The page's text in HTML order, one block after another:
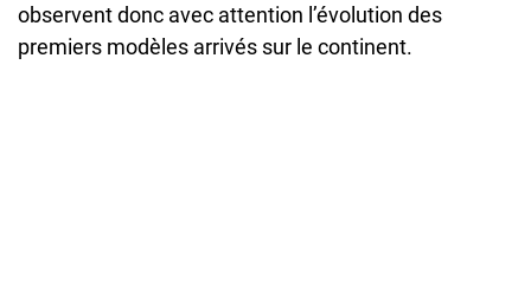
observent donc avec attention l’évolution des
premiers modèles arrivés sur le continent.